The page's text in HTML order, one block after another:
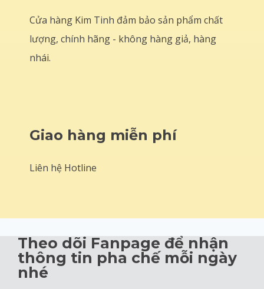
Cửa hàng Kim Tinh đảm bảo sản phẩm chất
lượng, chính hãng - không hàng giả, hàng
nhái.
Giao hàng miễn phí
Liên hệ Hotline
Theo dõi Fanpage để nhận
thông tin pha chế mỗi ngày
nhé